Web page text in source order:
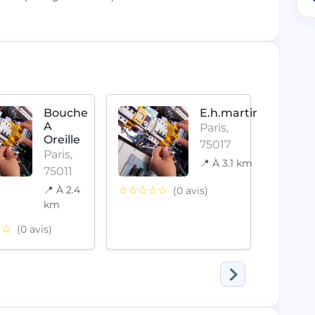
Bouche
A
Oreille
Paris,
75011
📍 À 2.4
km
(0 avis)
E.h.martin
Paris,
75017
📍 À 3.1 km
☆☆☆☆☆ (0 avis)